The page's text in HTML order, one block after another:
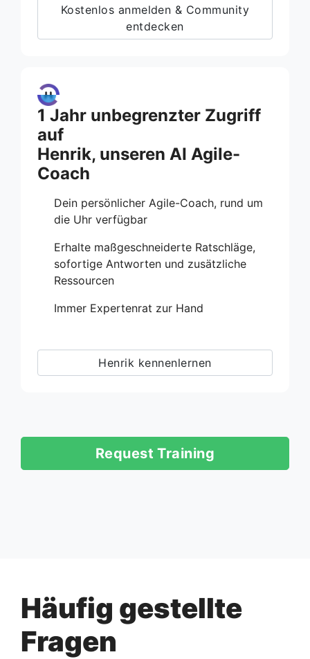
Kostenlos anmelden & Community
entdecken
1 Jahr unbegrenzter Zugriff
auf
Henrik, unseren AI Agile-
Coach
Dein persönlicher Agile-Coach, rund um
die Uhr verfügbar
Erhalte maßgeschneiderte Ratschläge,
sofortige Antworten und zusätzliche
Ressourcen
Immer Expertenrat zur Hand
Henrik kennenlernen
Request Training
Häufig gestellte
Fragen